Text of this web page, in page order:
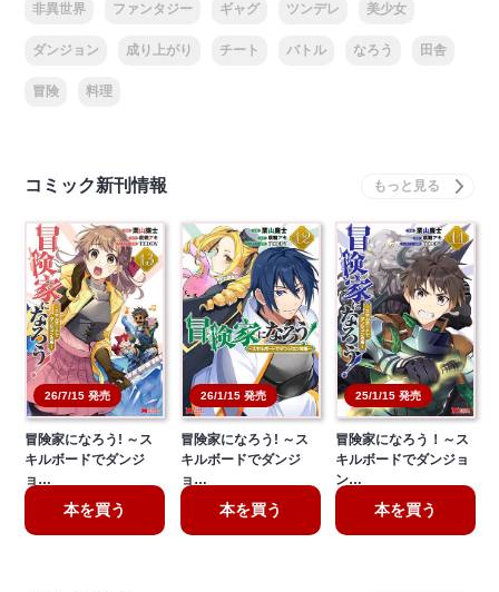
非異世界 ファンタジー ギャグ ツンデレ 美少女
ダンジョン 成り上がり チート バトル なろう 田舎
冒険 料理
コミック新刊情報
26/7/15 発売
冒険家になろう! ～ス
キルボードでダンジ
ョ…
本を買う
26/1/15 発売
冒険家になろう! ～ス
キルボードでダンジ
ョ…
本を買う
25/1/15 発売
冒険家になろう！～ス
キルボードでダンジョ
ン…
本を買う